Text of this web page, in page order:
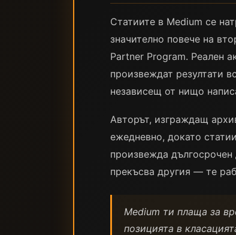
Статиите в Medium се
значително повече на
Partner Program. Реален
произвеждат резултати
независещ от нищо
Авторът, изграждащ
ежедневно, докато
произвежда
прекъсва другия — те
Medium ти плаща за
позицията в